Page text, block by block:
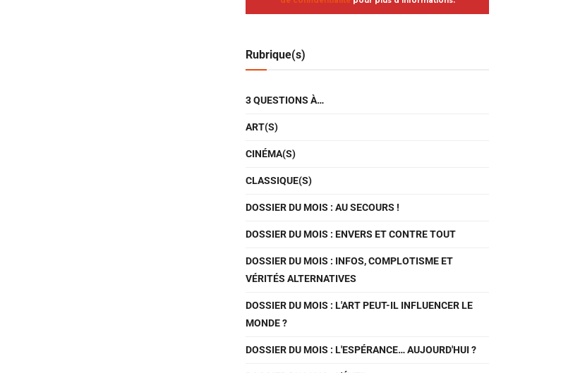
Rubrique(s)
3 QUESTIONS À…
ART(S)
CINÉMA(S)
CLASSIQUE(S)
DOSSIER DU MOIS : AU SECOURS !
DOSSIER DU MOIS : ENVERS ET CONTRE TOUT
DOSSIER DU MOIS : INFOS, COMPLOTISME ET
VÉRITÉS ALTERNATIVES
DOSSIER DU MOIS : L'ART PEUT-IL INFLUENCER LE
MONDE ?
DOSSIER DU MOIS : L'ESPÉRANCE… AUJOURD'HUI ?